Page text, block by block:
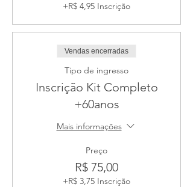
+R$ 4,95 Inscrição
Vendas encerradas
Tipo de ingresso
Inscrição Kit Completo
+60anos
Mais informações
Preço
R$ 75,00
+R$ 3,75 Inscrição